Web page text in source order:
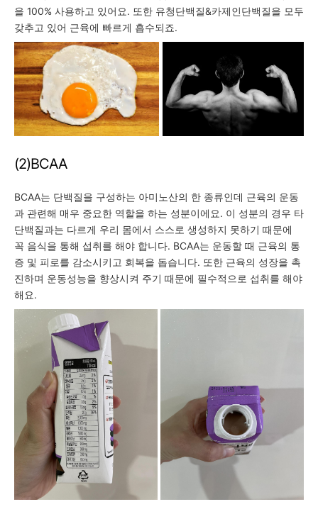
을 100% 사용하고 있어요. 또한 유청단백질&카제인단백질을 모두
갖추고 있어 근육에 빠르게 흡수되죠.
(2)BCAA
BCAA는 단백질을 구성하는 아미노산의 한 종류인데 근육의 운동
과 관련해 매우 중요한 역할을 하는 성분이에요. 이 성분의 경우 타
단백질과는 다르게 우리 몸에서 스스로 생성하지 못하기 때문에
꼭 음식을 통해 섭취를 해야 합니다. BCAA는 운동할 때 근육의 통
증 및 피로를 감소시키고 회복을 돕습니다. 또한 근육의 성장을 촉
진하며 운동성능을 향상시켜 주기 때문에 필수적으로 섭취를 해야
해요.